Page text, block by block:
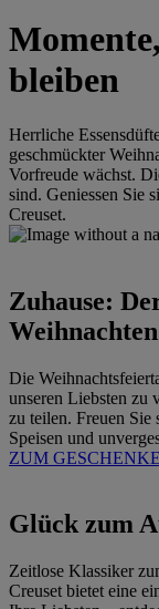
bleiben
Herrliche
geschmückter
Vorfreude wächst.
sind. Geniessen Sie
Creuset.
Zuhause:
Weihnachten
Die
unseren Liebsten zu
zu teilen. Freuen Sie
Speisen und
ZUM
Glück zum
Zeitlose Klassiker
Creuset bietet eine